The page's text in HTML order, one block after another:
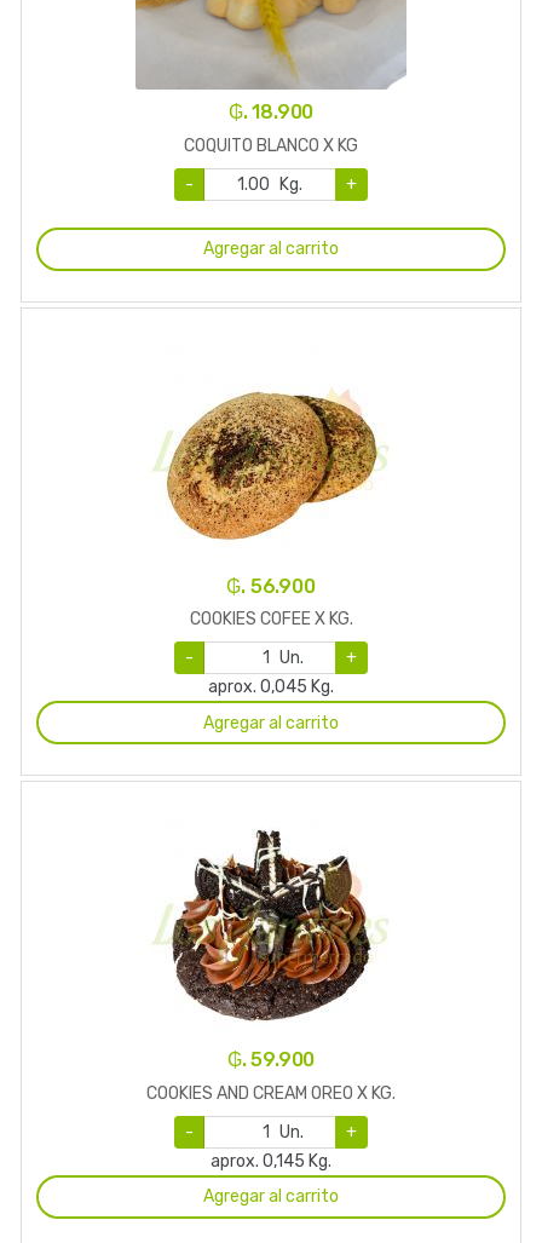
₲. 18.900
COQUITO BLANCO X KG
-
Kg. +
Agregar al carrito
₲. 56.900
COOKIES COFEE X KG.
-
Un.
+
aprox. 0,045 Kg.
Agregar al carrito
₲. 59.900
COOKIES AND CREAM OREO X KG.
-
Un.
+
aprox. 0,145 Kg.
Agregar al carrito